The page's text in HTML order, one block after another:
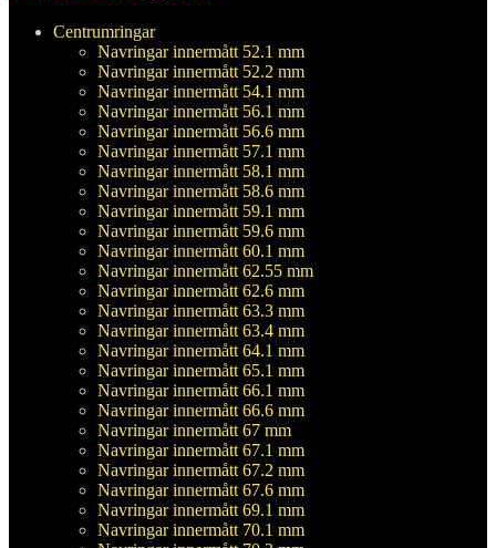
Centrumringar
Navringar innermått 52.1 mm
Navringar innermått 52.2 mm
Navringar innermått 54.1 mm
Navringar innermått 56.1 mm
Navringar innermått 56.6 mm
Navringar innermått 57.1 mm
Navringar innermått 58.1 mm
Navringar innermått 58.6 mm
Navringar innermått 59.1 mm
Navringar innermått 59.6 mm
Navringar innermått 60.1 mm
Navringar innermått 62.55 mm
Navringar innermått 62.6 mm
Navringar innermått 63.3 mm
Navringar innermått 63.4 mm
Navringar innermått 64.1 mm
Navringar innermått 65.1 mm
Navringar innermått 66.1 mm
Navringar innermått 66.6 mm
Navringar innermått 67 mm
Navringar innermått 67.1 mm
Navringar innermått 67.2 mm
Navringar innermått 67.6 mm
Navringar innermått 69.1 mm
Navringar innermått 70.1 mm